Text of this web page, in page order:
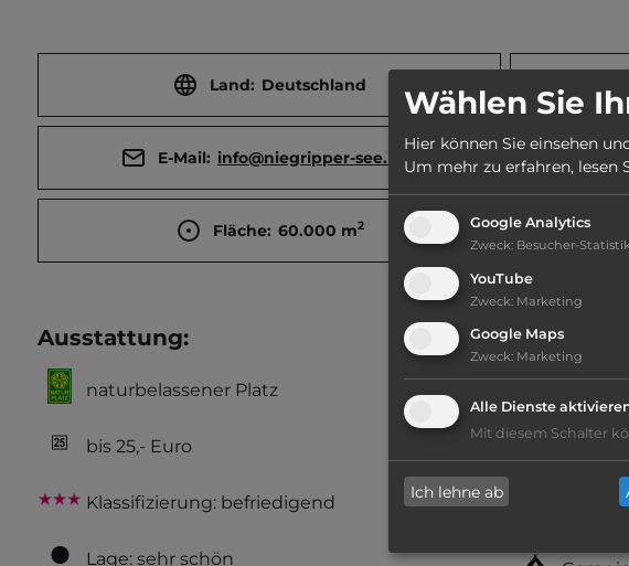
Land: Deutschland
E-Mail: info@niegripper-see.info
Fläche: 60.000 m2
Ausstattung:
naturbelassener Platz
bis 25,- Euro
Klassifizierung: befriedigend
Lage: sehr schön
Wählen Sie
Hier können Sie einsehen
Um mehr zu erfahren, lesen
Google Analytics
Zweck: Besucher-
YouTube
Zweck: Marketing
Google Maps
Zweck: Marketing
Alle Dienste
Mit diesem Schalter
Ich lehne ab